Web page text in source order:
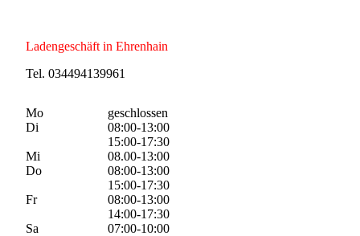
Ladengeschäft in Ehrenhain
Tel. 034494139961
Mo
Di
Mi
Do
Fr
Sa
geschlossen
08:00-13:00
15:00-17:30
08.00-13:00
08:00-13:00
15:00-17:30
08:00-13:00
14:00-17:30
07:00-10:00